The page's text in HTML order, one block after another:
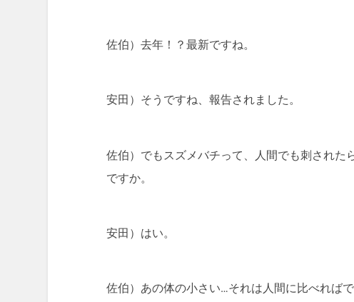
佐伯）去年！？最新ですね。
安田）そうですね、報告されました。
佐伯）でもスズメバチって、人間でも刺された
ですか。
安田）はい。
佐伯）あの体の小さい…それは人間に比べれば